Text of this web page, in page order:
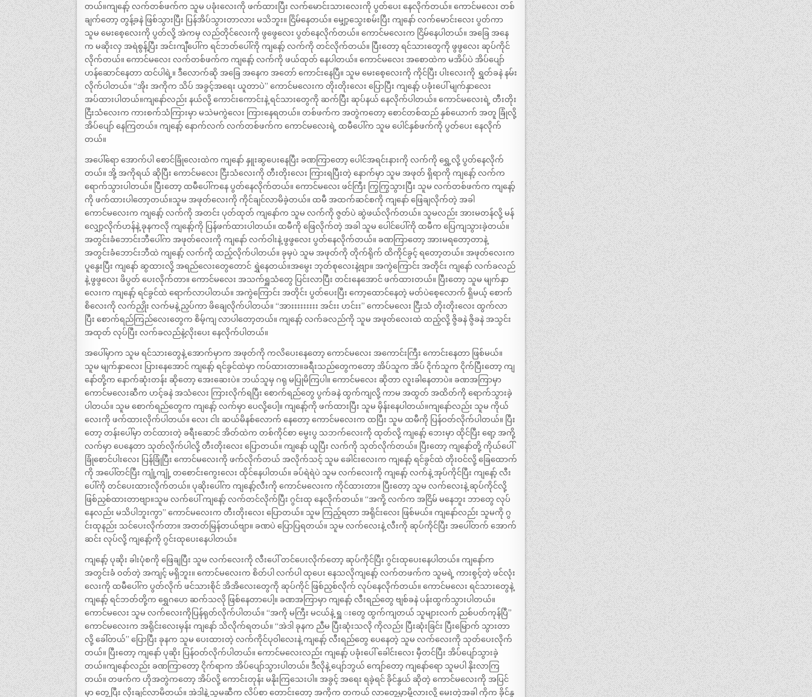
တယ်။ကျနော့် လက်တစ်ဖက်က သူမ ပခုံးလေးကို ဖက်ထားပြီး လက်မောင်းသားလေးကို ပွတ်ပေး နေလိုက်တယ်။ ကောင်မလေး တစ်
ချက်တော့ တွန့်ခနဲ ဖြစ်သွားပြီး ပြန်အိပ်သွားတာလား မသိဘူး။ ငြိမ်နေတယ်။ မျှော့သွေးစမ်းပြီး ကျနော် လက်မောင်းလေး ပွတ်ကာ
သူမ မေးစေ့လေးကို ပွတ်လို့ အဲကမှ လည်တိုင်လေးကို ဖွဖွေလေး ပွတ်နေလိုက်တယ်။ ကောင်မလေးက ငြိမ်နေပါတယ်။ အခြေ အနေ
က မဆိုးလှ အရဲစွန့်ပြီး အင်းကျီပေါ်က ရင်ဘတ်ပေါ်ကို ကျနော့် လက်ကို တင်လိုက်တယ်။ ပြီးတော့ ရင်သားတွေကို ဖွဖွလေး ဆုပ်ကိုင်
လိုက်တယ်။ ကောင်မလေး လက်တစ်ဖက်က ကျနော့် လက်ကို ဖယ်ထုတ် နေပါတယ်။ ကောင်မလေး အစောထဲက မအိပ်ပဲ အိပ်ပျော်
ဟန်ဆောင်နေတာ ထင်ပါရဲ့။ ဒီလောက်ဆို အခြေ အနေက အတော် ကောင်းနေပြီ။ သူမ မေးစေ့လေးကို ကိုင်ပြီး ပါးလေးကို ရွှတ်ခနဲ နမ်း
လိုက်ပါတယ်။ “အိုး အကိုက သိပ် အခွင့်အရေး ယူတာပဲ” ကောင်မလေးက တိုးတိုးလေး ပြောပြီး ကျနော့် ပခုံးပေါ် မျက်နှာလေး
အပ်ထားပါတယ်။ကျနော်လည်း နယ်လို့ ကောင်းကောင်းနဲ့ ရင်သားတွေကို ဆက်ပြီး ဆုပ်နယ် နေလိုက်ပါတယ်။ ကောင်မလေးရဲ့ တီးတိုး
ငြီးသံလေးက ကားစက်သံကြားမှာ မသဲမကွဲလေး ကြားနေရတယ်။ တစ်ဖက်က အတွဲကတော့ စောင်တစ်ထည် နှစ်ယောက် အတူ ခြုံလို့
အိပ်ပျော် နေကြတယ်။ ကျနော့် နောက်လက် လက်တစ်ဖက်က ကောင်မလေးရဲ့ ထမီပေါ်က သူမ ပေါင်နှစ်ဖက်ကို ပွတ်ပေး နေလိုက်
တယ်။
အပေါ်ရော အောက်ပါ စောင်ခြုံလေးထဲက ကျနော် နှူးဆွပေးနေပြီး ခဏကြာတော့ ပေါင်အရင်းနားကို လက်ကို ရွှေ့လို့ ပွတ်နေလိုက်
တယ်။ အို့ အကိုရယ် ဆိုပြီး ကောင်မလေး ငြီးသံလေးကို တီးတိုးလေး ကြားရပြီးတဲ့ နောက်မှာ သူမ အဖုတ် ရှိရာကို ကျနော့် လက်က
ရောက်သွားပါတယ်။ ပြီးတော့ ထမီပေါ်ကနေ ပွတ်နေလိုက်တယ်။ ကောင်မလေး ဖင်ကြီး ကြွကြွသွားပြီး သူမ လက်တစ်ဖက်က ကျနော့်
ကို ဖက်ထားပါတော့တယ်။သူမ အဖုတ်လေးကို ကိုင်ချင်လာမိခဲ့တယ်။ ထမီ အထက်ဆင်စကို ကျနော် ဖြေချလိုက်တဲ့ အခါ
ကောင်မလေးက ကျနော့် လက်ကို အတင်း ပုတ်ထုတ် ကျနော်က သူမ လက်ကို ဇွတ်ပဲ ဆွဲဖယ်လိုက်တယ်။ သူမလည်း အားမတန်လို့ မန်
လျှော့လိုက်ဟန်နဲ့ ခုနကလို ကျနော့်ကို ပြန်ဖက်ထားပါတယ်။ ထမီကို ဖြေလိုက်တဲ့ အခါ သူမ ပေါင်ပေါ်ကို ထမီက ပြေကျသွားခဲ့တယ်။
အတွင်းခံဘောင်းဘီပေါ်က အဖုတ်လေးကို ကျနော် လက်ဝါးနဲ့ ဖွဖွလေး ပွတ်နေလိုက်တယ်။ ခဏကြာတော့ အားမရတော့တာနဲ့
အတွင်းခံဘောင်းဘီထဲ ကျနော့် လက်ကို ထည့်လိုက်ပါတယ်။ ခုမှပဲ သူမ အဖုတ်ကို တိုက်ရိုက် ထိကိုင်ခွင့် ရတော့တယ်။ အဖုတ်လေးက
ပူနွေးပြီး ကျနော် ဆွထားလို့ အရည်လေးတွေတောင် ရွှဲနေတယ်။အမွေး ဘုတ်စုလေးနဲ့ဗျာ။ အကွဲကြောင်း အတိုင်း ကျနော် လက်ခလည်
နဲ့ ဖွဖွလေး ဖိပွတ် ပေးလိုက်တာ။ ကောင်မလေး အသက်ရှူသံတွေ ပြင်းလာပြီး တင်းနေအောင် ဖက်ထားတယ်။ ပြီးတော့ သူမ မျက်နှာ
လေးက ကျနော့် ရင်ခွင်ထဲ ရောက်လာပါတယ်။ အကွဲကြောင်း အတိုင်း ပွတ်ပေးပြီး ကော့ထောင်နေတဲ့ မတ်ပဲစေ့လောက် ရှိမယ့် စောက်
စိလေးကို လက်ညှိုး လက်မနဲ့ ညှပ်ကာ ဖိချေလိုက်ပါတယ်။ “အားးးးးးးးး အင်းး ဟင်းး” ကောင်မလေး ငြီးသံ တိုးတိုးလေး ထွက်လာ
ပြီး စောက်ရည်ကြည်လေးတွေက စိမ့်ကျ လာပါတော့တယ်။ ကျနော့် လက်ခလည်ကို သူမ အဖုတ်လေးထဲ ထည့်လို့ ဇွိခနဲ ဇွိခနဲ အသွင်း
အထုတ် လုပ်ပြီး လက်ခလည်နဲ့လိုးပေး နေလိုက်ပါတယ်။
အပေါ်မှာက သူမ ရင်သားတွေနဲ့ အောက်မှာက အဖုတ်ကို ကလိပေးနေတော့ ကောင်မလေး အကောင်းကြီး ကောင်းနေတာ ဖြစ်မယ်။
သူမ မျက်နှာလေး ပြားနေအောင် ကျနော့် ရင်ခွင်ထဲမှာ ကပ်ထားတာ။ခရီးသည်တွေကတော့ အိပ်သူက အိပ် ငိုက်သူက ငိုက်ပြီးတော့ ကျ
နော်တို့က နောက်ဆုံးတန်း ဆိုတော့ အေးဆေးပဲ။ ဘယ်သူမှ ဂရု မပြုမိကြပါ။ ကောင်မလေး ဆိုတာ လူးခါနေတာပဲ။ ခဏအကြာမှာ
ကောင်မလေးဆီက ဟင့်ခနဲ အသံလေး ကြားလိုက်ရပြီး စောက်ရည်တွေ ပွက်ခနဲ ထွက်ကျလို့ ကာမ အထွတ် အထိတ်ကို ရောက်သွားခဲ့
ပါတယ်။ သူမ စောက်ရည်တွေက ကျနော့် လက်မှာ ပေလို့ပေါ့။ ကျနော့်ကို ဖက်ထားပြီး သူမ မှိန်းနေပါတယ်။ကျနော်လည်း သူမ ကိုယ်
လေးကို ဖက်ထားလိုက်ပါတယ်။ လေး ငါး ဆယ်မိနစ်လောက် နေတော့ ကောင်မလေးက ထပြီး သူမ ထမီကို ပြန်ဝတ်လိုက်ပါတယ်။ ပြီး
တော့ တန်းပေါ်မှာ တင်ထားတဲ့ ခရီးဆောင် အိတ်ထဲက တစ်ကိုင်စာ မွေးပွ သဘက်လေးကို ထုတ်လို့ ကျနော့် ဘေးမှာ ထိုင်ပြီး ရော့ အကို့
လက်မှာ ပေနေတာ သုတ်လိုက်ပါလို့ တီးတိုးလေး ပြောတယ်။ ကျနော် ယူပြီး လက်ကို သုတ်လိုက်တယ်။ ပြီးတော့ ကျနော်တို့ ကိုယ်ပေါ်
ခြုံစောင်ပါးလေး ပြန်ခြုံပြီး ကောင်မလေးကို ဖက်လိုက်တယ် အလိုက်သင့် သူမ ခေါင်းလေးက ကျနော့် ရင်ခွင်ထဲ တိုးဝင်လို့ ခြေထောက်
ကို အပေါ်တင်ပြီး ကျုံ့ကျုံ့ တစောင်းကွေးလေး ထိုင်နေပါတယ်။ ခပ်ရဲရဲပဲ သူမ လက်လေးကို ကျနော့် လက်နဲ့ အုပ်ကိုင်ပြီး ကျနော့် လီး
ပေါ်ကို တင်ပေးထားလိုက်တယ်။ ပုဆိုးပေါ်က ကျနော့်လီးကို ကောင်မလေးက ကိုင်ထားတာ။ ပြီးတော့ သူမ လက်လေးနဲ့ ဆုပ်ကိုင်လို့
ဖြစ်ညှစ်ထားတာဗျာ။သူမ လက်ပေါ် ကျနော့် လက်တင်လိုက်ပြီး ဂွင်းထု နေလိုက်တယ်။ “အကို့ လက်က အငြိမ် မနေဘူး ဘာတွေ လုပ်
နေလည်း မသိပါဘူးကွာ” ကောင်မလေးက တီးတိုးလေး ပြောတယ်။ သူမ ကြည့်ရတာ အရိုင်းလေး ဖြစ်မယ်။ ကျနော်လည်း သူမကို ဂွ
င်းထုနည်း သင်ပေးလိုက်တာ။ အတတ်မြန်တယ်ဗျာ။ ခဏပဲ ပြောပြရတယ်။ သူမ လက်လေးနဲ့ လီးကို ဆုပ်ကိုင်ပြီး အပေါ်တက် အောက်
ဆင်း လုပ်လို့ ကျနော့်ကို ဂွင်းထုပေးနေပါတယ်။
ကျနော့် ပုဆိုး ခါးပုံစကို ဖြေချပြီး သူမ လက်လေးကို လီးပေါ် တင်ပေးလိုက်တော့ ဆုပ်ကိုင်ပြီး ဂွင်းထုပေးနေပါတယ်။ ကျနော်က
အတွင်းခံ ဝတ်တဲ့ အကျင့် မရှိဘူး။ ကောင်မလေးက စိတ်ပါ လက်ပါ ထုပေး နေသလိုကျနော့် လက်တဖက်က သူမရဲ့ ကားစွင့်တဲ့ ဖင်လုံး
လေးကို ထမီပေါ်က ပွတ်လိုက် ဖင်သားစိုင် အိအိလေးတွေကို ဆုပ်ကိုင် ဖြစ်ညှစ်လိုက် လုပ်နေလိုက်တယ်။ ကောင်မလေး ရင်သားတွေနဲ့
ကျနော့် ရင်ဘတ်တို့က ရွှေဂဟေ ဆက်သလို ဖြစ်နေတာပေါ့။ ခဏအကြာမှာ ကျနော့် လီးရည်တွေ ဗျစ်ခနဲ ပန်းထွက်သွားပါတယ်။
ကောင်မလေး သူမ လက်လေးကိုပြန်ရုတ်လိုက်ပါတယ်။ “အကို မကြီး မငယ်နဲ့ ရှူ းတွေ ထွက်ကျတယ် သူများလက် ညစ်ပတ်ကုန်ပြီ”
ကောင်မလေးက အရိုင်းလေးမှန်း ကျနော် သိလိုက်ရတယ်။ “အဲဒါ ခုနက ညီမ ပြီးဆုံးသလို ကိုလည်း ပြီးဆုံးခြင်း ပြီးမြောက် သွားတာ
လို့ ခေါ်တယ်” ပြောပြီး ခုနက သူမ ပေးထားတဲ့ လက်ကိုင်ပုဝါလေးနဲ့ ကျနော့် လီးရည်တွေ ပေနေတဲ့ သူမ လက်လေးကို သုတ်ပေးလိုက်
တယ်။ ပြီးတော့ ကျနော် ပုဆိုး ပြန်ဝတ်လိုက်ပါတယ်။ ကောင်မလေးလည်း ကျနော့် ပခုံးပေါ် ခေါင်းလေး မှီတင်ပြီး အိပ်ပျော်သွားခဲ့
တယ်။ကျနော်လည်း ခဏကြာတော့ ငိုက်ရာက အိပ်ပျော်သွားပါတယ်။ ဒီလိုနဲ့ ပျော်ဘွယ် ကျော်တော့ ကျနော်ရော သူမပါ နိုးလာကြ
တယ်။ တဖက်က ဟိုအတွဲကတော့ အိပ်လို့ ကောင်းတုန်း မနိုးကြသေးပါ။ အခွင့် အရေး ရခဲ့ရင် ခိုင်နွယ် ဆိုတဲ့ ကောင်မလေးကို အပြင်
မှာ တွေ့ပြီး လိုးချင်လာမိတယ်။ အဲဒါနဲ့ သူမဆီက လိပ်စာ တောင်းတော့ အကိုက တကယ် လာတွေ့မှာမို့လားလို့ မေးတဲ့အခါ ကိုက ခိုင်နွ